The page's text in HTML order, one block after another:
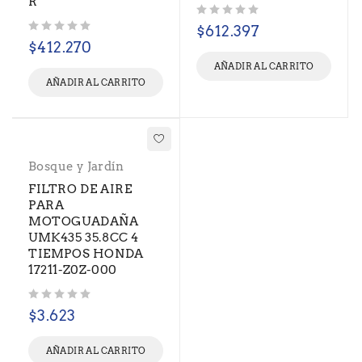
$412.270
AÑADIR AL CARRITO
$612.397
AÑADIR AL CARRITO
Bosque y Jardín
FILTRO DE AIRE
PARA
MOTOGUADAÑA
UMK435 35.8CC 4
TIEMPOS HONDA
17211-Z0Z-000
$3.623
AÑADIR AL CARRITO